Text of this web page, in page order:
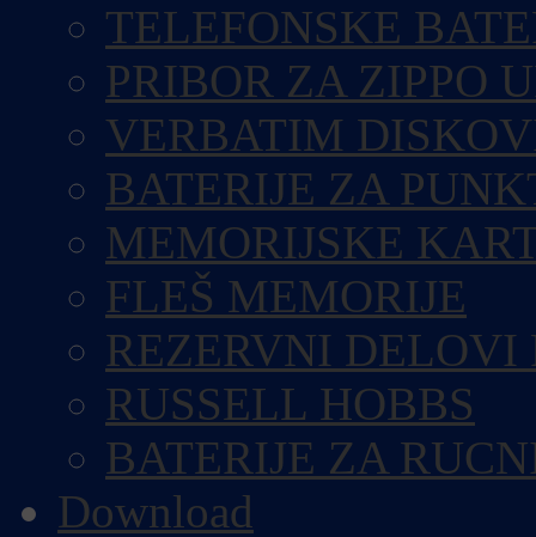
TELEFONSKE
PRIBOR ZA ZIPPO
VERBATIM
BATERIJE ZA
MEMORIJSKE
FLEŠ MEMORIJE
REZERVNI DELOVI
RUSSELL HOBBS
BATERIJE ZA
Download